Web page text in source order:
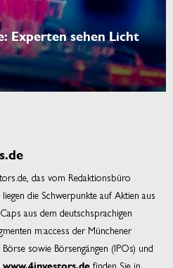
Experten sehen Licht
das vom Redaktionsbüro
die Schwerpunkte auf Aktien aus
aus dem deutschsprachigen
m:access der Münchener
sowie Börsengängen (IPOs) und